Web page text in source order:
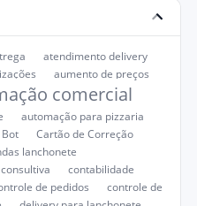
atendimento delivery
aumento de preços
comercial
automação para pizzaria
Bot
Cartão de Correção
lanchonete
contabilidade
de pedidos
controle de